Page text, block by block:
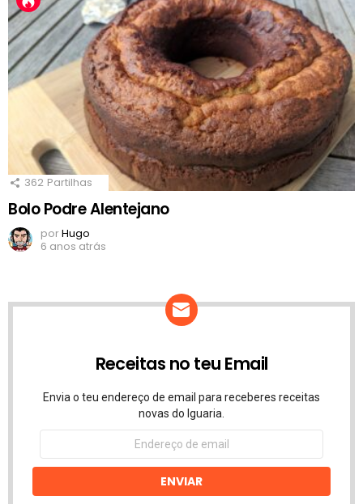
362 Partilhas
Bolo Podre Alentejano
porHugo
6 anos atrás
Receitas no teu Email
Envia o teu endereço de email para receberes receitas
novas do Iguaria.
Endereço
email
ENVIAR